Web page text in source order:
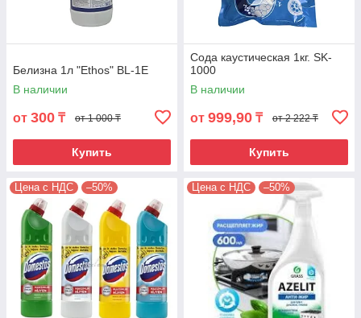
Белизна 1л "Ethos" BL-1E
В наличии
от 300 ₸ от 1 000 ₸
Купить
Сода каустическая 1кг. SK-
1000
В наличии
от 999,90 ₸ от 2 222 ₸
Купить
Цена с НДС –50% Цена с НДС –50%